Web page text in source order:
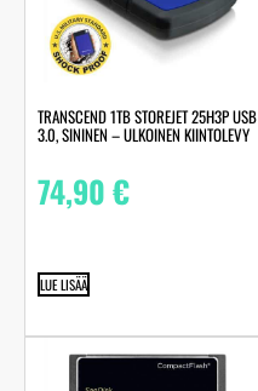
TRANSCEND 1TB STOREJET 25H3P USB
3.0, SININEN – ULKOINEN KIINTOLEVY
74,90€
LUE LISÄÄ